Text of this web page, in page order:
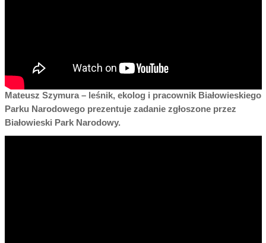
Mateusz Szymura – leśnik, ekolog i pracownik Białowieskiego
Parku Narodowego prezentuje zadanie zgłoszone przez
Białowieski Park Narodowy.